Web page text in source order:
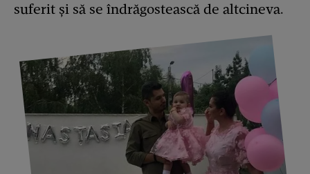
suferit și să se îndrăgostească de altcineva.